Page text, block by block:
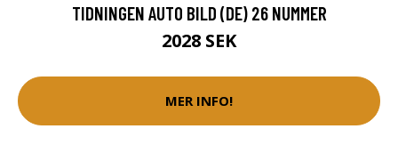
TIDNINGEN AUTO BILD (DE) 26 NUMMER
2028 SEK
MER INFO!